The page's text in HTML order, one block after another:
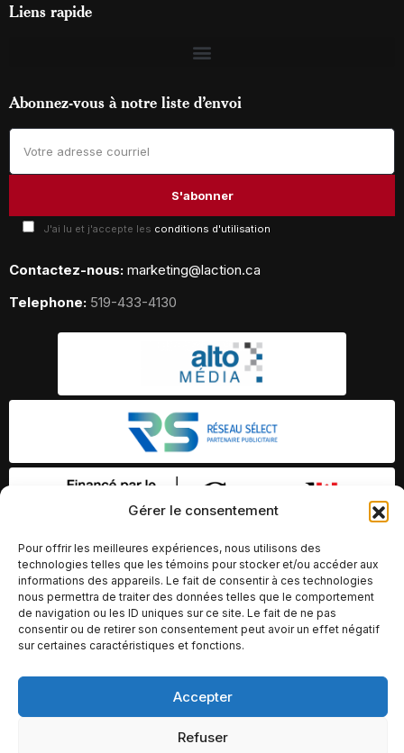
Gérer le consentement
Pour offrir les meilleures expériences, nous utilisons des
technologies telles que les témoins pour stocker et/ou accéder aux
informations des appareils. Le fait de consentir à ces technologies
nous permettra de traiter des données telles que le comportement
de navigation ou les ID uniques sur ce site. Le fait de ne pas
consentir ou de retirer son consentement peut avoir un effet négatif
sur certaines caractéristiques et fonctions.
Accepter
Refuser
Liens rapide
Abonnez-vous à notre liste d’envoi
J'ai lu et j'accepte les conditions d'utilisation
Contactez-nous: marketing@laction.ca
Telephone: 519-433-4130
© Copyright 2026 – Altomédia Inc |
Ce site internet a été conçu et développé par Chameleon Ideas